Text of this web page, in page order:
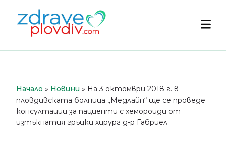
съдържанието
Начало » Новини » На 3 октомври 2018 г. в
пловдивската болница „Медлайн“ ще се проведе
консултации за пациенти с хемороиди от
изтъкнатия гръцки хирург д-р Габриел